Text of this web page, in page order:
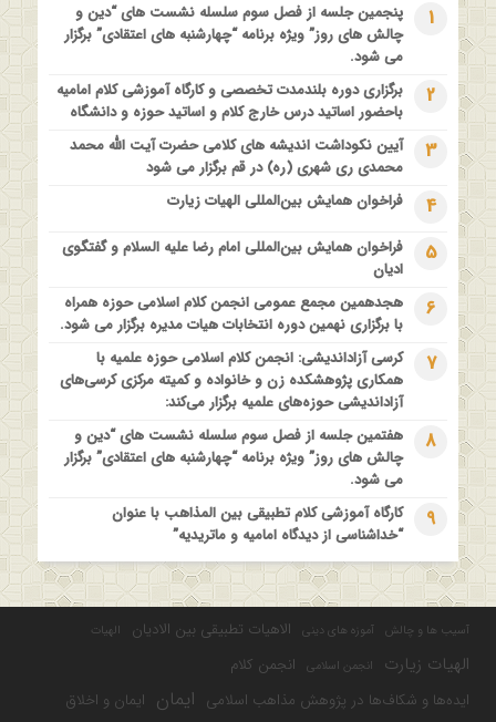
1 سال قبل
کارگاه آموزشی کلام تطبیقی بین المذاهب با عنوان “خداشناسی از
دیدگاه امامیه و ماتریدیه”
1 سال قبل
اولین همایش ملی” #زن و #خانواده ؛ کاوش های #وحیانی و
#عقلانی
فراخوان مقاله ویژه سیزدهمین همایش بین المللی’فلسفه دین
1
پنجمین جلسه از فصل سوم سلسله نشست های “دین و
چالش های روز” ویژه برنامه “چهارشنبه های اعتقادی” برگزار
می شود.
2
برگزاری دوره بلندمدت تخصصی و کارگاه آموزشی کلام امامیه
باحضور اساتید درس خارج کلام و اساتید حوزه و دانشگاه
3
آیین نکوداشت اندیشه های کلامی حضرت آیت الله محمد
محمدی ری شهری (ره) در قم برگزار می شود
4 فراخوان همایش بین‌المللی الهیات زیارت
5
فراخوان همایش بین‌المللی امام رضا علیه السلام و گفتگوی
ادیان
6
هجدهمین مجمع عمومی انجمن کلام اسلامی حوزه همراه
با برگزاری نهمین دوره انتخابات هیات مدیره برگزار می شود.
7
کرسی آزاداندیشی: انجمن کلام اسلامی حوزه علمیه با
همکاری پژوهشکده زن و خانواده و کمیته مرکزی کرسی‌های
آزاداندیشی حوزه‌های علمیه برگزار می‌کند:
8
هفتمین جلسه از فصل سوم سلسله نشست های “دین و
چالش های روز” ویژه برنامه “چهارشنبه های اعتقادی” برگزار
می شود.
9
کارگاه آموزشی کلام تطبیقی بین المذاهب با عنوان
“خداشناسی از دیدگاه امامیه و ماتریدیه”
آسیب ها و چالش آموزه های دینی الاهیات تطبیقی بین الادیان الهیات
الهیات زیارت انجمن اسلامی
انجمن کلام
ایده‌ها و شکاف‌ها در پژوهش مذاهب اسلامی ایمان ایمان و اخلاق